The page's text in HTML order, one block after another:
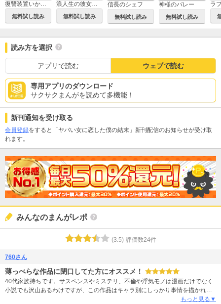
復讐装置いかがですか？
無料試し読み
浪人生の彼女とスーパーで
無料試し読み
信長のシェフ
無料試し読み
神様のバレー
無料試し読み
読み方を選択
アプリで読む ウェブで読む
専用アプリのダウンロード
サクサクまんがを読めて多機能！
新刊通知を受け取る
会員登録をすると「ヤバい女に恋した僕の結末」新刊配信のお知らせが受け取
れます。
みんなのまんがレポ
(3.5) 評価数24件
760さん
薄っぺらな作品に閉口してた方にオススメ！
40代家族持ちです。サスペンスやミステリ、不倫や浮気モノは漫画だけでなく
小説でも沢山あるわけですが、この作品はキャラ別にしっかり事情を描かれて
いて、共感しやすかったです。不倫→悪、浮気→悪みたいな構図はもうお腹い
もっと見る▼